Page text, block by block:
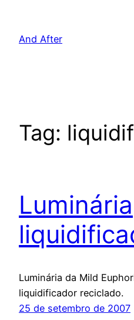
And After
Tag:
Luminária
Luminária da Mild
liquidificador reciclado.
25 de setembro de 2007